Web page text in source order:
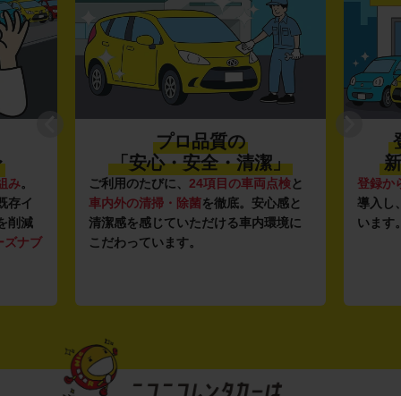
み。
存イ
削減
ズナブ
プロ品質の
「安心・安全・清潔」
ご利用のたびに、 24項目の車両点検と
車内外の清掃・除菌を徹底。安心感と
清潔感を感じていただける車内環境に
こだわっています。
登録か
導入し
います